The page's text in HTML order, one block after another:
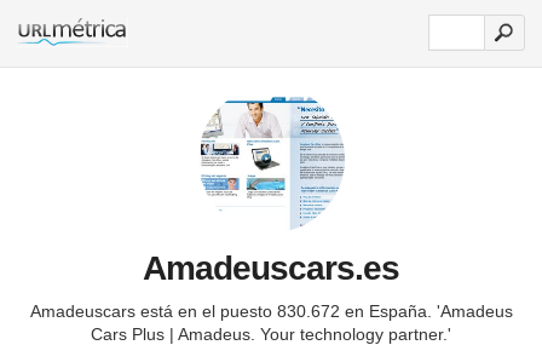
Amadeuscars.es
Amadeuscars está en el puesto 830.672 en España. 'Amadeus
Cars Plus | Amadeus. Your technology partner.'